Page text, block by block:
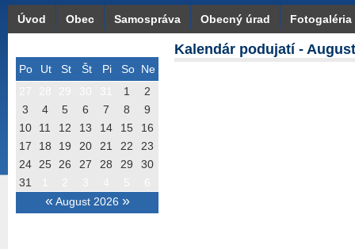
Úvod Obec Samospráva Obecný úrad Fotogaléria
Po Ut St Št Pi So Ne
« August 2026 »
1
2
3
4 5 6 7 8
9
10
11 12 13 14 15
16
17
18 19 20 21 22
23
24
25 26 27 28 29
30
31
Kalendár podujatí -